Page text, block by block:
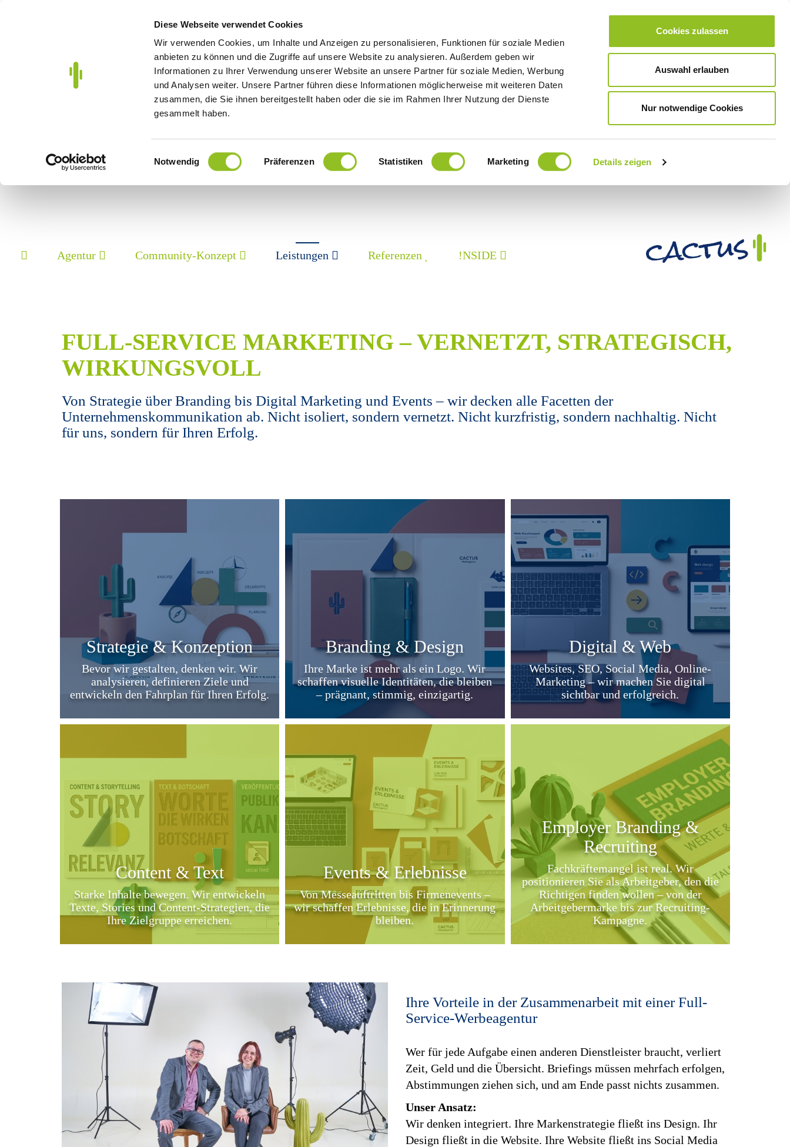
Diese Webseite verwendet Cookies
Wir verwenden Cookies, um Inhalte und Anzeigen zu personalisieren, Funktionen für soziale Medien
anbieten zu können und die Zugriffe auf unsere Website zu analysieren. Außerdem geben wir
Informationen zu Ihrer Verwendung unserer Website an unsere Partner für soziale Medien, Werbung
und Analysen weiter. Unsere Partner führen diese Informationen möglicherweise mit weiteren Daten
zusammen, die Sie ihnen bereitgestellt haben oder die sie im Rahmen Ihrer Nutzung der Dienste
gesammelt haben.
Einwilligungsauswahl
Notwendig Präferenzen Statistiken Marketing Details zeigen
Cookies zulassen
Auswahl erlauben
Nur notwendige Cookies
Agentur Community-Konzept Leistungen Referenzen !NSIDE
FULL-SERVICE MARKETING – VERNETZT, STRATEGISCH,
WIRKUNGSVOLL
Von Strategie über Branding bis Digital Marketing und Events – wir decken alle Facetten der
Unternehmenskommunikation ab. Nicht isoliert, sondern vernetzt. Nicht kurzfristig, sondern nachhaltig. Nicht
für uns, sondern für Ihren Erfolg.
Strategie & Konzeption
Bevor wir gestalten, denken wir. Wir
analysieren, definieren Ziele und
entwickeln den Fahrplan für Ihren Erfolg.
Branding & Design
Ihre Marke ist mehr als ein Logo. Wir
schaffen visuelle Identitäten, die bleiben
– prägnant, stimmig, einzigartig.
Digital & Web
Websites, SEO, Social Media, Online-
Marketing – wir machen Sie digital
sichtbar und erfolgreich.
Content & Text
Starke Inhalte bewegen. Wir entwickeln
Texte, Stories und Content-Strategien, die
Ihre Zielgruppe erreichen.
Events & Erlebnisse
Von Messeauftritten bis Firmenevents –
wir schaffen Erlebnisse, die in Erinnerung
bleiben.
Employer Branding &
Recruiting
Fachkräftemangel ist real. Wir
positionieren Sie als Arbeitgeber, den die
Richtigen finden wollen – von der
Arbeitgebermarke bis zur Recruiting-
Kampagne.
Ihre Vorteile in der Zusammenarbeit mit einer Full-
Service-Werbeagentur
Wer für jede Aufgabe einen anderen Dienstleister braucht, verliert
Zeit, Geld und die Übersicht. Briefings müssen mehrfach erfolgen,
Abstimmungen ziehen sich, und am Ende passt nichts zusammen.
Unser Ansatz:
Wir denken integriert. Ihre Markenstrategie fließt ins Design. Ihr
Design fließt in die Website. Ihre Website fließt ins Social Media